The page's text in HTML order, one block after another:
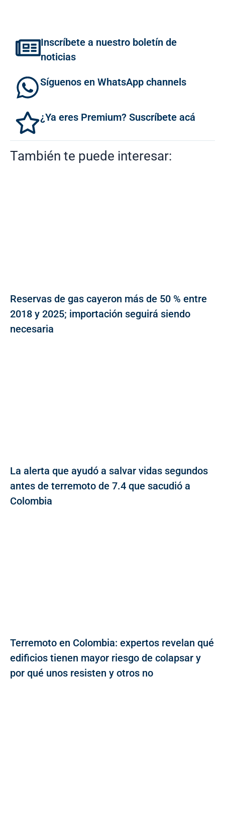
Inscríbete a nuestro boletín de
noticias
Síguenos en WhatsApp channels
¿Ya eres Premium? Suscríbete acá
También te puede interesar:
Reservas de gas cayeron más de 50 % entre
2018 y 2025; importación seguirá siendo
necesaria
La alerta que ayudó a salvar vidas segundos
antes de terremoto de 7.4 que sacudió a
Colombia
Terremoto en Colombia: expertos revelan qué
edificios tienen mayor riesgo de colapsar y
por qué unos resisten y otros no